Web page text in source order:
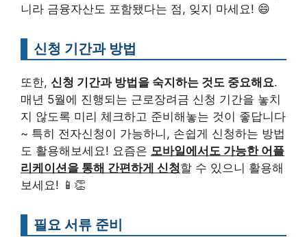
니라 금융자산도 포함됐다는 점, 잊지 마세요! 😄
신청 기간과 방법
또한, 신청 기간과 방법을 숙지하는 것도 중요해요.
매년 5월에 진행되는 근로장려금 신청 기간을 놓치
지 않도록 미리 체크하고 준비해놓는 것이 좋답니다
~ 특히 전자신청이 가능하니, 손쉽게 신청하는 방법
도 활용해보세요! 요즘은 모바일에서도 가능한 어플
리케이션을 통해 간편하게 신청할 수 있으니 활용해
보세요! 📱👏
필요 서류 준비